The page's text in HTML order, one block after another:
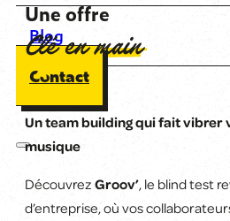
Blog
Contact
Une offre
Clé en main
Un team building qui fait vibrer
musique
Découvrez Groov’, le blind test
d’entreprise, où vos